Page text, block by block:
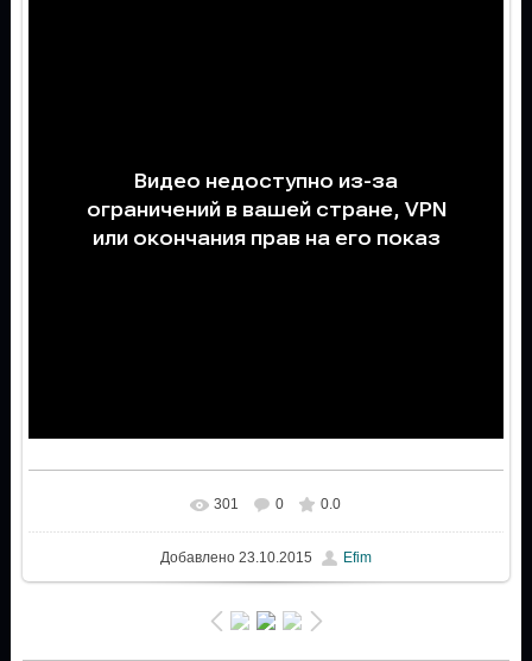
301 0 0.0
Добавлено23.10.2015 Efim